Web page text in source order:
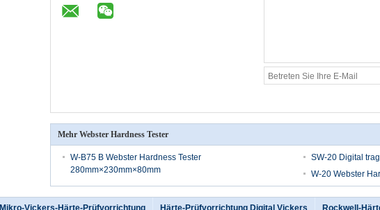
Mehr Webster Hardness Tester
W-B75 B Webster Hardness Tester
280mm×230mm×80mm
SW-20 Digital
W-20 Webster
Mikro-Vickers-Härte-Prüfvorrichtung Härte-Prüfvorrichtung Digital Vickers Rockwell-